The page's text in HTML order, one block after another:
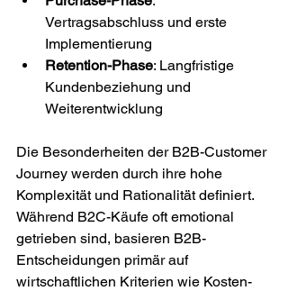
Vertragsabschluss und erste
Implementierung
Retention-Phase: Langfristige
Kundenbeziehung und
Weiterentwicklung
Die Besonderheiten der B2B-Customer
Journey werden durch ihre hohe
Komplexität und Rationalität definiert.
Während B2C-Käufe oft emotional
getrieben sind, basieren B2B-
Entscheidungen primär auf
wirtschaftlichen Kriterien wie Kosten-